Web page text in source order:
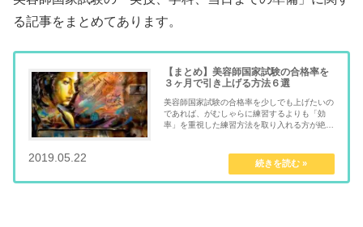
る記事をまとめてあります。
【まとめ】美容師国家試験の合格率を
３ヶ月で引き上げる方法６選
美容師国家試験の合格率を少しでも上げたいの
であれば、がむしゃらに練習するよりも「効
率」を重視した練習方法を取り入れる方が絶対
mentalmindful.com
2019.05.22